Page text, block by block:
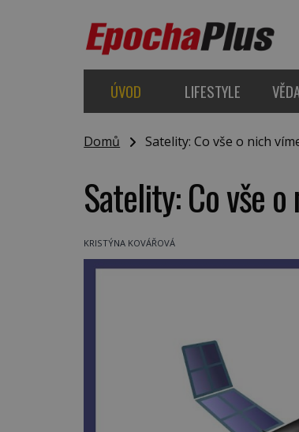
ÚVOD LIFESTYLE
Domů Satelity: Co vše o nich
Satelity: Co vše
KRISTÝNA KOVÁŘOVÁ